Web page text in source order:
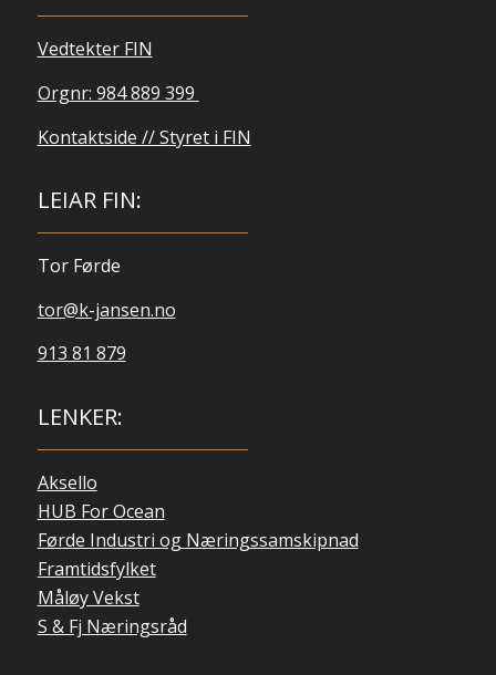
Vedtekter FIN
Orgnr: 984 889 399
Kontaktside // Styret i FIN
LEIAR FIN:
Tor Førde
tor@k-jansen.no
913 81 879
LENKER:
Aksello
HUB For Ocean
Førde Industri og Næringssamskipnad
Framtidsfylket
Måløy Vekst
S & Fj Næringsråd